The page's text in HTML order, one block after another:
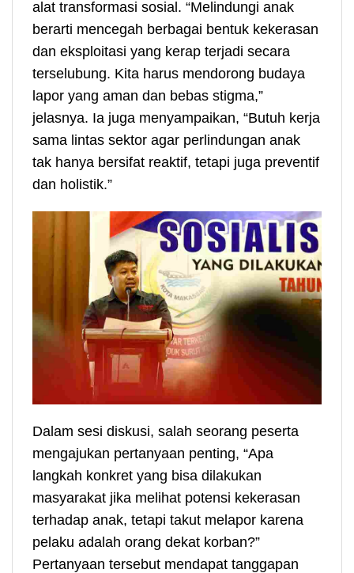
alat transformasi sosial. “Melindungi anak
berarti mencegah berbagai bentuk kekerasan
dan eksploitasi yang kerap terjadi secara
terselubung. Kita harus mendorong budaya
lapor yang aman dan bebas stigma,”
jelasnya. Ia juga menyampaikan, “Butuh kerja
sama lintas sektor agar perlindungan anak
tak hanya bersifat reaktif, tetapi juga preventif
dan holistik.”
Dalam sesi diskusi, salah seorang peserta
mengajukan pertanyaan penting, “Apa
langkah konkret yang bisa dilakukan
masyarakat jika melihat potensi kekerasan
terhadap anak, tetapi takut melapor karena
pelaku adalah orang dekat korban?”
Pertanyaan tersebut mendapat tanggapan